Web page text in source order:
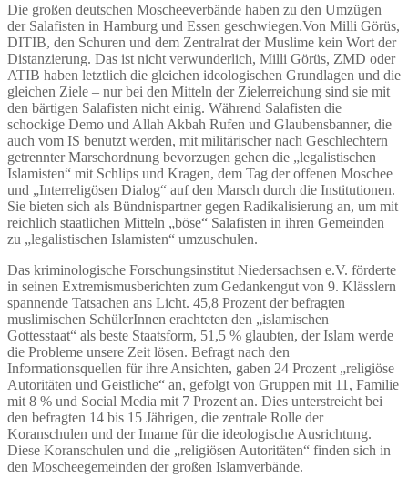
Die großen deutschen Moscheeverbände haben zu den Umzügen
der Salafisten in Hamburg und Essen geschwiegen.Von Milli Görüs,
DITIB, den Schuren und dem Zentralrat der Muslime kein Wort der
Distanzierung. Das ist nicht verwunderlich, Milli Görüs, ZMD oder
ATIB haben letztlich die gleichen ideologischen Grundlagen und die
gleichen Ziele – nur bei den Mitteln der Zielerreichung sind sie mit
den bärtigen Salafisten nicht einig. Während Salafisten die
schockige Demo und Allah Akbah Rufen und Glaubensbanner, die
auch vom IS benutzt werden, mit militärischer nach Geschlechtern
getrennter Marschordnung bevorzugen gehen die „legalistischen
Islamisten“ mit Schlips und Kragen, dem Tag der offenen Moschee
und „Interreligösen Dialog“ auf den Marsch durch die Institutionen.
Sie bieten sich als Bündnispartner gegen Radikalisierung an, um mit
reichlich staatlichen Mitteln „böse“ Salafisten in ihren Gemeinden
zu „legalistischen Islamisten“ umzuschulen.
Das kriminologische Forschungsinstitut Niedersachsen e.V. förderte
in seinen Extremismusberichten zum Gedankengut von 9. Klässlern
spannende Tatsachen ans Licht. 45,8 Prozent der befragten
muslimischen SchülerInnen erachteten den „islamischen
Gottesstaat“ als beste Staatsform, 51,5 % glaubten, der Islam werde
die Probleme unsere Zeit lösen. Befragt nach den
Informationsquellen für ihre Ansichten, gaben 24 Prozent „religiöse
Autoritäten und Geistliche“ an, gefolgt von Gruppen mit 11, Familie
mit 8 % und Social Media mit 7 Prozent an. Dies unterstreicht bei
den befragten 14 bis 15 Jährigen, die zentrale Rolle der
Koranschulen und der Imame für die ideologische Ausrichtung.
Diese Koranschulen und die „religiösen Autoritäten“ finden sich in
den Moscheegemeinden der großen Islamverbände.